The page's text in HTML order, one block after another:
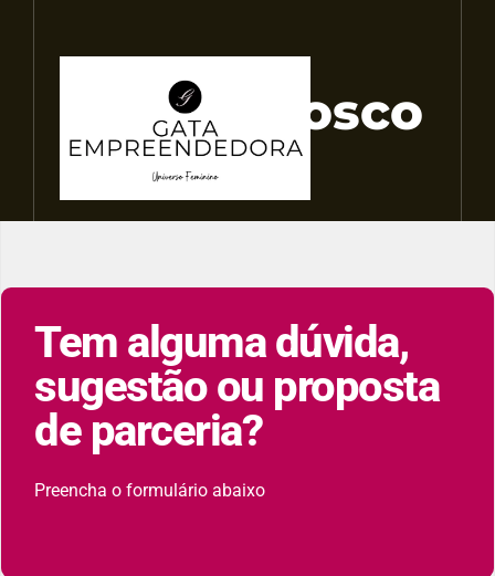
Fale Conosco
Tem alguma dúvida,
sugestão ou proposta
de parceria?
Preencha o formulário abaixo